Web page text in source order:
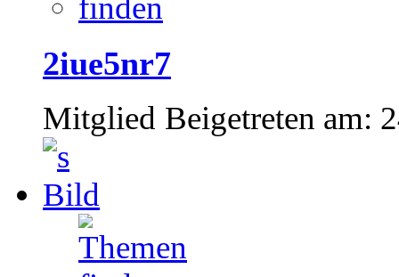
2iue5nr7
Mitglied Beigetreten am: